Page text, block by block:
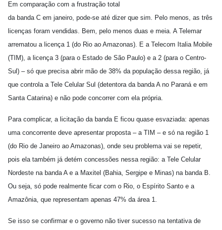
Em comparação com a frustração total
da banda C em janeiro, pode-se até dizer que sim. Pelo menos, as três
licenças foram vendidas. Bem, pelo menos duas e meia. A Telemar
arrematou a licença 1 (do Rio ao Amazonas). E a Telecom Italia Mobile
(TIM), a licença 3 (para o Estado de São Paulo) e a 2 (para o Centro-
Sul) – só que precisa abrir mão de 38% da população dessa região, já
que controla a Tele Celular Sul (detentora da banda A no Paraná e em
Santa Catarina) e não pode concorrer com ela própria.
Para complicar, a licitação da banda E ficou quase esvaziada: apenas
uma concorrente deve apresentar proposta – a TIM – e só na região 1
(do Rio de Janeiro ao Amazonas), onde seu problema vai se repetir,
pois ela também já detém concessões nessa região: a Tele Celular
Nordeste na banda A e a Maxitel (Bahia, Sergipe e Minas) na banda B.
Ou seja, só pode realmente ficar com o Rio, o Espírito Santo e a
Amazônia, que representam apenas 47% da área 1.
Se isso se confirmar e o governo não tiver sucesso na tentativa de